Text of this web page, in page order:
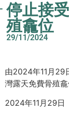
停止接
殖龕位
29/11/2024
由2024年11月29
灣露天免費骨殖龕
2024年11月29日